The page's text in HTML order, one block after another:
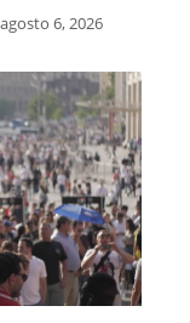
agosto 6, 2026